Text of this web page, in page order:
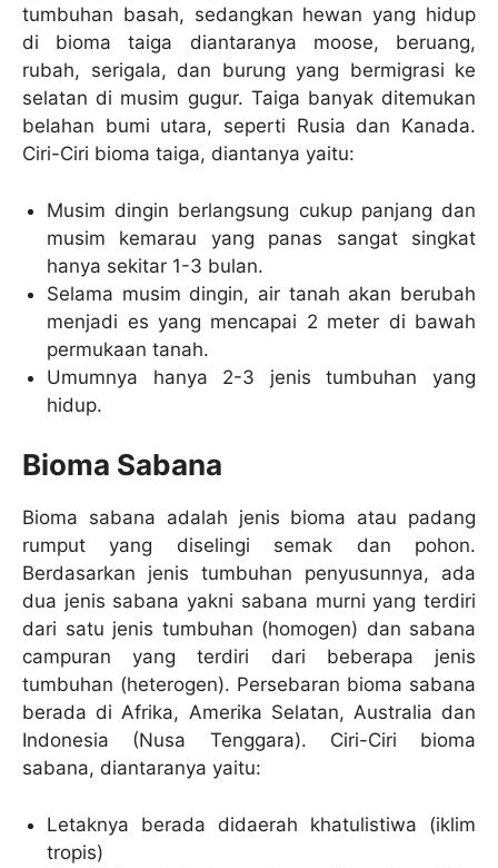
tumbuhan basah, sedangkan hewan yang hidup
di bioma taiga diantaranya moose, beruang,
rubah, serigala, dan burung yang bermigrasi ke
selatan di musim gugur. Taiga banyak ditemukan
belahan bumi utara, seperti Rusia dan Kanada.
Ciri-Ciri bioma taiga, diantanya yaitu:
Musim dingin berlangsung cukup panjang dan
musim kemarau yang panas sangat singkat
hanya sekitar 1-3 bulan.
Selama musim dingin, air tanah akan berubah
menjadi es yang mencapai 2 meter di bawah
permukaan tanah.
Umumnya hanya 2-3 jenis tumbuhan yang
hidup.
Bioma Sabana
Bioma sabana adalah jenis bioma atau padang
rumput yang diselingi semak dan pohon.
Berdasarkan jenis tumbuhan penyusunnya, ada
dua jenis sabana yakni sabana murni yang terdiri
dari satu jenis tumbuhan (homogen) dan sabana
campuran yang terdiri dari beberapa jenis
tumbuhan (heterogen). Persebaran bioma sabana
berada di Afrika, Amerika Selatan, Australia dan
Indonesia (Nusa Tenggara). Ciri-Ciri bioma
sabana, diantaranya yaitu:
Letaknya berada didaerah khatulistiwa (iklim
tropis)